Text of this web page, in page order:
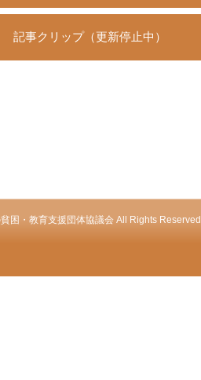
記事クリップ（更新停止中）
困・教育支援団体協議会 All Rights Reserved.